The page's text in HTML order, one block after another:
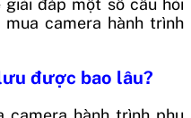
camera hành trình
được bao lâu?